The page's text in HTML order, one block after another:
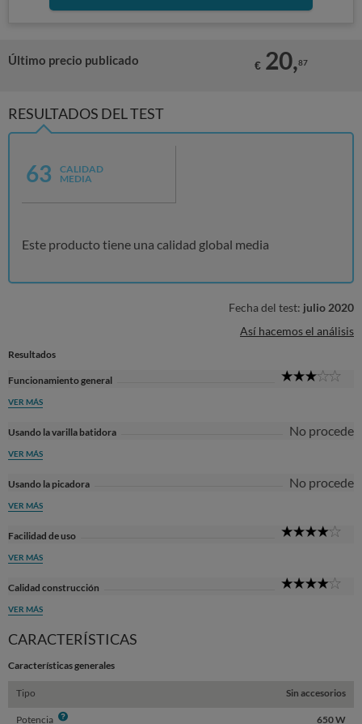
Último precio publicado € 20,87
RESULTADOS DEL TEST
63
CALIDAD
MEDIA
Este producto tiene una calidad global media
Fecha del test: julio 2020
Así hacemos el análisis
Resultados
Funcionamiento general
VER MÁS
Usando la varilla batidora No procede
VER MÁS
Usando la picadora No procede
VER MÁS
Facilidad de uso
VER MÁS
Calidad construcción
VER MÁS
CARACTERÍSTICAS
Características generales
Tipo Sin accesorios
Potencia Info 650 W